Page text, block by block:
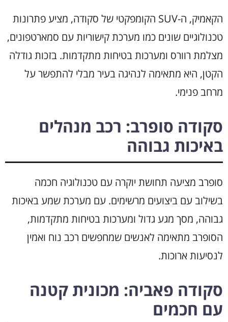
הקאמיק, ה-SUV הקומפקטי של סקודה, מציע פתרונות
טכנולוגיים שונים כמו מערכת קישוריות עם סמארטפונים,
מצלמת רוורס ומערכות בטיחות מתקדמות. בזכות גודלה
הקטן, היא מתאימה לנהיגה בעיר מבלי להתפשר על
מרחב פנימי.
סקודה סופרב: רכב מנהלים
באיכות גבוהה
סופרב מציעה תחושת יוקרה עם טכנולוגיה חכמה
בשילוב עם ביצועים מרשימים. עם מערכת שמע באיכות
גבוהה, מסך מגע גדול ומערכות בטיחות מתקדמות,
הסופרב מתאימה לאנשים שמחפשים רכב נוח ואמין
לנסיעות ארוכות.
סקודה פאביה: מכונית קטנה
עם חכמים